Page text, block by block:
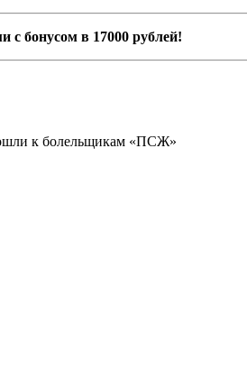
бонусом в 17000 рублей!
к болельщикам «ПСЖ»